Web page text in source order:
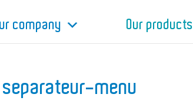
company Our products
separateur-menu